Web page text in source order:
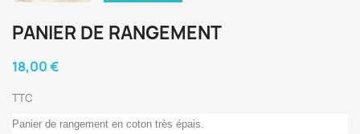
PANIER DE RANGEMENT
18,00 €
TTC
Panier de rangement en coton très épais.